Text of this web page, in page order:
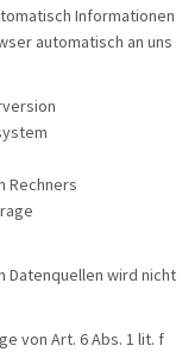
Informationen
automatisch an uns
Rechners
Datenquellen wird nicht
von Art. 6 Abs. 1 lit. f